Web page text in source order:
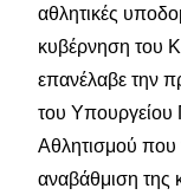
αθλητικές
κυβέρνηση του
επανέλαβε την
του Υπουργείου
Αθλητισμού που
αναβάθμιση της